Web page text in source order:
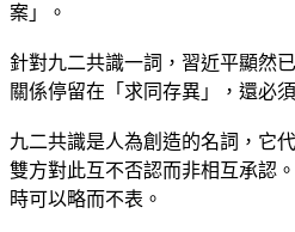
案」。
針對九二共識一詞，習近平顯然
關係停留在「求同存異」，還必
九二共識是人為創造的名詞，它
雙方對此互不否認而非相互承認
時可以略而不表。